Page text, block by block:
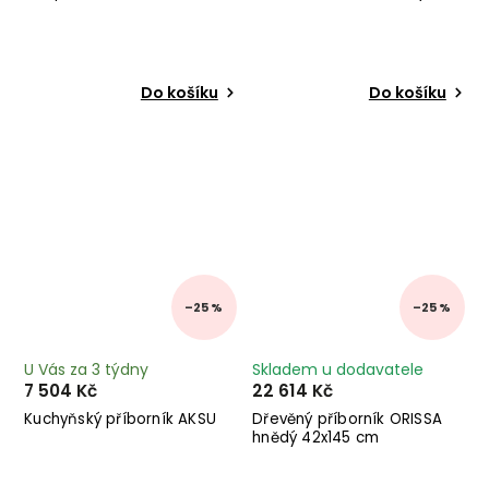
Do košíku Do košíku
–25 %
Kuchyňský příborník AKSU
U Vás za 3 týdny
7 504 Kč
–25 %
Dřevěný příborník ORISSA
hnědý 42x145 cm
Skladem u dodavatele
22 614 Kč